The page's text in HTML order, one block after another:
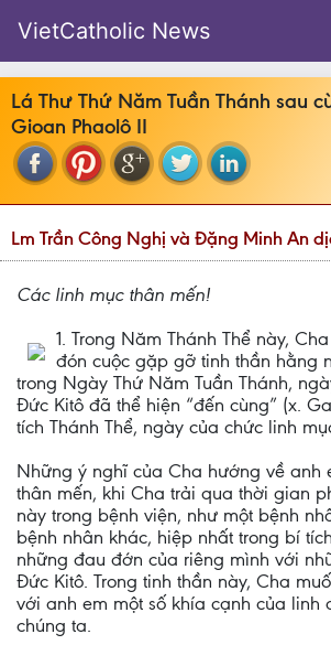
VietCatholic News
Lá Thư Thứ Năm Tuần Thánh sau
Gioan Phaolô II
Lm Trần Công Nghị và Đặng Minh An
Các linh mục thân mến!
1. Trong Năm Thánh Thể này,
đón cuộc gặp gỡ tinh thần hằng
trong Ngày Thứ Năm Tuần Thánh,
Đức Kitô đã thể hiện “đến cùng” (x.
tích Thánh Thể, ngày của chức linh
Những ý nghĩ của Cha hướng về anh
thân mến, khi Cha trải qua thời gian
này trong bệnh viện, như một bệnh
bệnh nhân khác, hiệp nhất trong bí
những đau đớn của riêng mình với
Đức Kitô. Trong tinh thần này, Cha
với anh em một số khía cạnh của linh
chúng ta.